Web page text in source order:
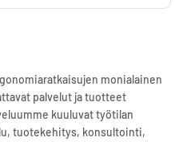
monialainen
palvelut ja tuotteet
kuuluvat työtilan
tuotekehitys, konsultointi,